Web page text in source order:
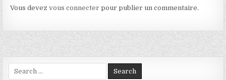
Vous devezvous connecter pour publier un commentaire.
Search for: